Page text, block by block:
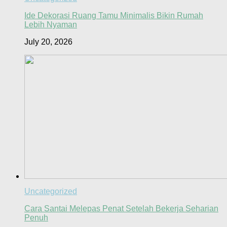
Ide Dekorasi Ruang Tamu Minimalis Bikin Rumah
Lebih Nyaman
July 20, 2026
Uncategorized
Cara Santai Melepas Penat Setelah Bekerja Seharian
Penuh